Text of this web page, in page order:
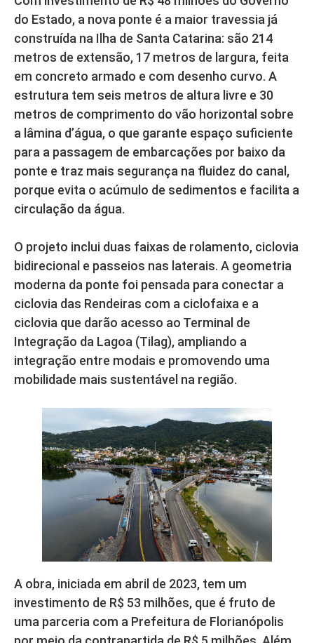
do Estado, a nova ponte é a maior travessia já
construída na Ilha de Santa Catarina: são 214
metros de extensão, 17 metros de largura, feita
em concreto armado e com desenho curvo. A
estrutura tem seis metros de altura livre e 30
metros de comprimento do vão horizontal sobre
a lâmina d’água, o que garante espaço suficiente
para a passagem de embarcações por baixo da
ponte e traz mais segurança na fluidez do canal,
porque evita o acúmulo de sedimentos e facilita a
circulação da água.
O projeto inclui duas faixas de rolamento, ciclovia
bidirecional e passeios nas laterais. A geometria
moderna da ponte foi pensada para conectar a
ciclovia das Rendeiras com a ciclofaixa e a
ciclovia que darão acesso ao Terminal de
Integração da Lagoa (Tilag), ampliando a
integração entre modais e promovendo uma
mobilidade mais sustentável na região.
A obra, iniciada em abril de 2023, tem um
investimento de R$ 53 milhões, que é fruto de
uma parceria com a Prefeitura de Florianópolis